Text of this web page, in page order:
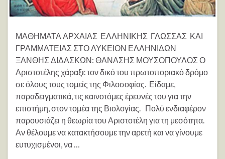
ΜΑΘΗΜΑΤΑ ΑΡΧΑΙΑΣ ΕΛΛΗΝΙΚΗΣ ΓΛΩΣΣΑΣ ΚΑΙ
ΓΡΑΜΜΑΤΕΙΑΣ ΣΤΟ ΛΥΚΕΙΟΝ ΕΛΛΗΝΙΔΩΝ
ΞΑΝΘΗΣ ΔΙΔΑΣΚΩΝ: ΘΑΝΑΣΗΣ ΜΟΥΣΟΠΟΥΛΟΣ Ο
Αριστοτέλης χάραξε τον δικό του πρωτοποριακό δρόμο
σε όλους τους τομείς της Φιλοσοφίας. Είδαμε,
παραδειγματικά, τις καινοτόμες έρευνές του για την
επιστήμη, στον τομέα της Βιολογίας. Πολύ ενδιαφέρον
παρουσιάζει η θεωρία του Αριστοτέλη για τη μεσότητα.
Αν θέλουμε να κατακτήσουμε την αρετή και να γίνουμε
ευτυχισμένοι, να …